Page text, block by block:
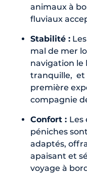
animaux à
fluviaux
Stabilité :
mal de mer
navigation le
tranquille, et
première
compagnie
Confort : Les
péniches
adaptés,
apaisant et
voyage à